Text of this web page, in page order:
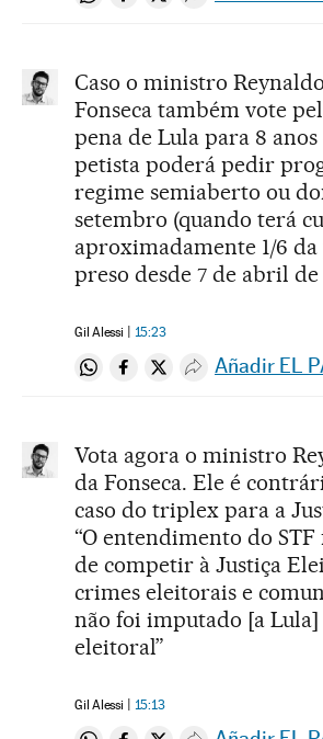
Caso o ministro
Fonseca também vote
pena de Lula para 8 anos
petista poderá pedir
regime semiaberto ou
setembro (quando terá
aproximadamente 1/6 da
preso desde 7 de abril de
Gil Alessi 15:23
Compartir en Whatsapp
Compartir en Facebook
Compartir en Twitter
Desplegar
Añadir EL
Vota agora o ministro
da Fonseca. Ele é
caso do triplex para a
“O entendimento do
de competir à Justiça
crimes eleitorais e
não foi imputado [a
eleitoral”
Gil Alessi 15:13